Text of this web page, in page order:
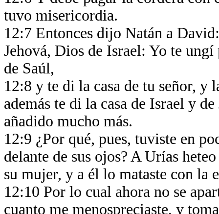
tuvo misericordia.
12:7 Entonces dijo Natán a
Jehová, Dios de Israel: Yo te
de Saúl,
12:8 y te di la casa de tu señor, y
además te di la casa de Israel y
añadido mucho más.
12:9 ¿Por qué, pues, tuviste en
delante de sus ojos? A Urías
su mujer, y a él lo mataste con la
12:10 Por lo cual ahora no se
cuanto me menospreciaste, y